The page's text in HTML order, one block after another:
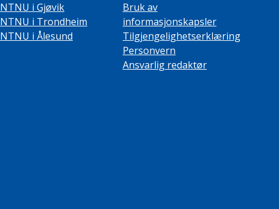
NTNU i Gjøvik
NTNU i Trondheim
NTNU i Ålesund
Bruk av
informasjonskapsler
Tilgjengelighetserklæring
Personvern
Ansvarlig redaktør